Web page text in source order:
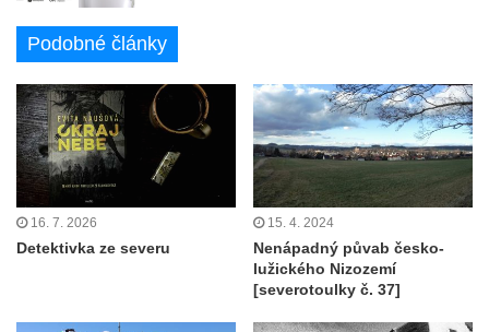
Podobné články
16. 7. 2026
Detektivka ze severu
15. 4. 2024
Nenápadný půvab česko-
lužického Nizozemí
[severotoulky č. 37]